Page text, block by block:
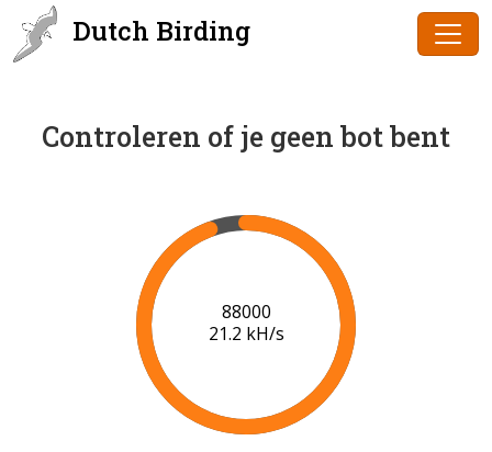
Dutch Birding
Controleren of je geen bot bent
89000
21.1 kH/s